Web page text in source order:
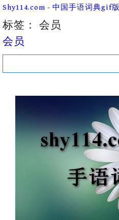
Skip
content
Shy114.com - 中国手语词典gif版
标签： 会员
会员
Search